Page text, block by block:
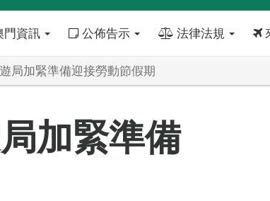
資訊 公佈告示 法律法規
局加緊準備迎接勞動節假期
加緊準備